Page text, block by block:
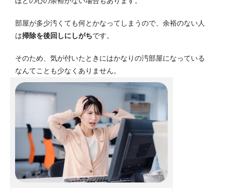
部屋が多少汚くても何とかなってしまうので、余裕のない人
は掃除を後回しにしがちです。
そのため、気が付いたときにはかなりの汚部屋になっている
なんてことも少なくありません。